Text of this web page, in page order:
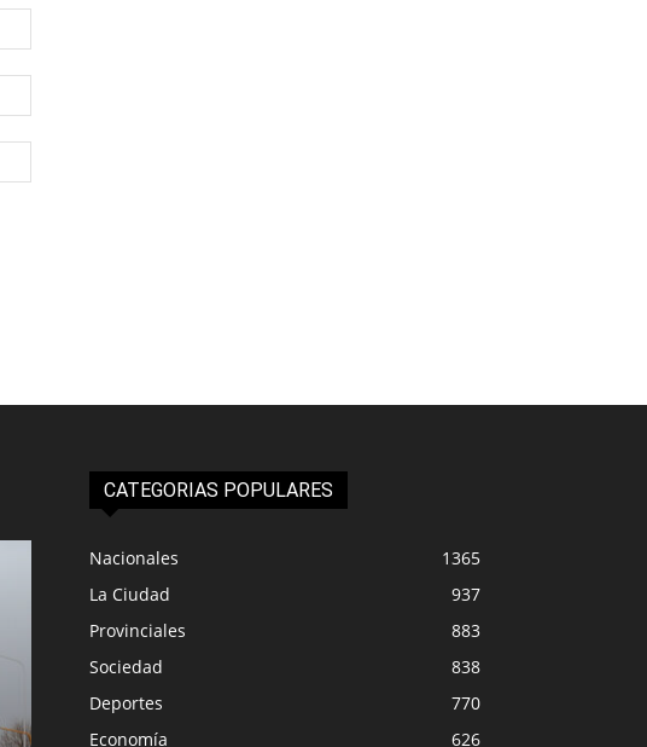
CATEGORIAS POPULARES
Nacionales
1365
La Ciudad
937
Provinciales
883
Sociedad
838
Deportes
770
Economía
626